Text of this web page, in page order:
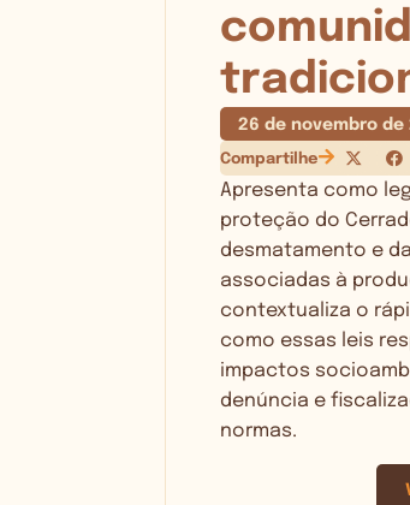
26 de novembro de
Compartilhe
Apresenta como
proteção do
desmatamento e
associadas à
contextualiza o
como essas leis
impactos
denúncia e
normas.